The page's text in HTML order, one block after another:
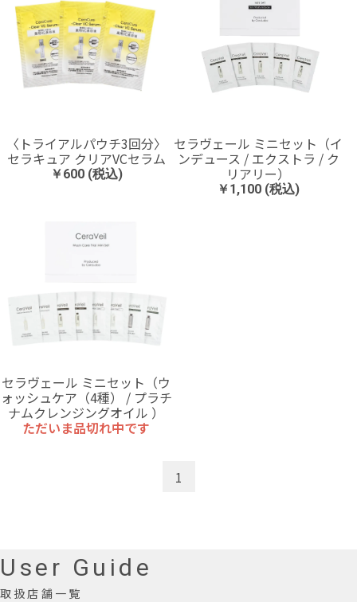
〈トライアルパウチ3回分〉
セラキュア クリアVCセラム
￥600 (税込)
セラヴェール ミニセット（イ
ンデュース / エクストラ / ク
リアリー）
￥1,100 (税込)
セラヴェール ミニセット（ウ
ォッシュケア（4種） / プラチ
ナムクレンジングオイル ）
ただいま品切れ中です
1
User Guide
取扱店舗一覧